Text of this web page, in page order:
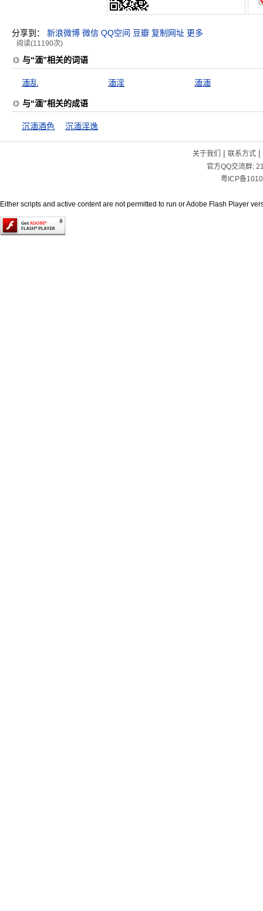
分享到： 新浪微博 微信 QQ空间 豆瓣 复制网址 更多
阅读(11190次)
与“湎”相关的词语
湎乱 湎淫 湎湎
与“湎”相关的成语
沉湎酒色 沉湎淫逸
关于我们 | 联系方式|
官方QQ交流群:
粤ICP备
Either scripts and active content are not permitted to run or Adobe Flash Player